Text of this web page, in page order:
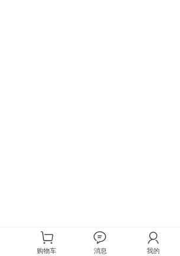
购物车 消息 我的